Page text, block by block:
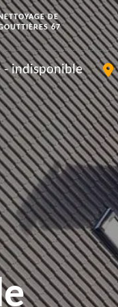
DE
67
-indisponible